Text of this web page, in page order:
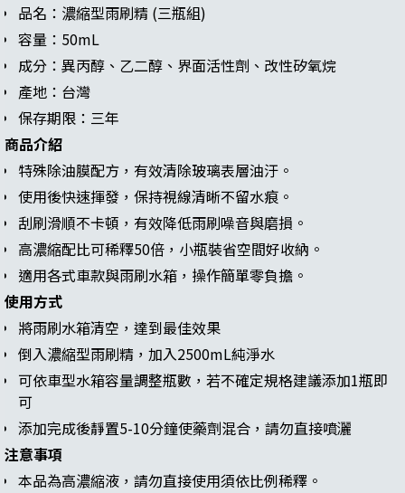
品名：濃縮型雨刷精 (三瓶組)
容量：50mL
成分：異丙醇、乙二醇、界面活性劑、改性矽氧烷
產地：台灣
保存期限：三年
商品介紹
特殊除油膜配方，有效清除玻璃表層油汙。
使用後快速揮發，保持視線清晰不留水痕。
刮刷滑順不卡頓，有效降低雨刷噪音與磨損。
高濃縮配比可稀釋50倍，小瓶裝省空間好收納。
適用各式車款與雨刷水箱，操作簡單零負擔。
使用方式
將雨刷水箱清空，達到最佳效果
倒入濃縮型雨刷精，加入2500mL純淨水
可依車型水箱容量調整瓶數，若不確定規格建議添加1瓶即
可
添加完成後靜置5-10分鐘使藥劑混合，請勿直接噴灑
注意事項
本品為高濃縮液，請勿直接使用須依比例稀釋。